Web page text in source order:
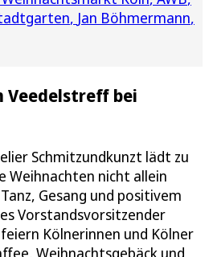
Jan Böhmermann
Veedelstreff bei
Schmitzundkunzt lädt zu
Weihnachten nicht allein
Gesang und positivem
Vorstandsvorsitzender
Kölnerinnen und Kölner
Weihnachtsgebäck und